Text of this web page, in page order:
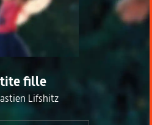
fille
Lifshitz